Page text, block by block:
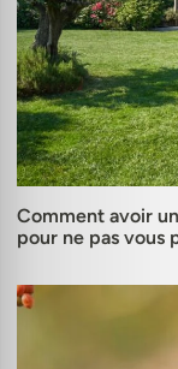
Comment avoir
pour ne pas vous